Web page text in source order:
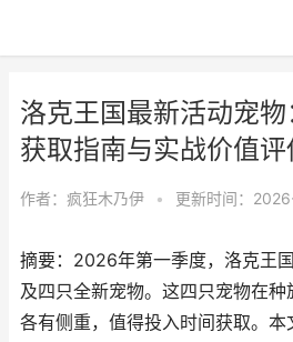
洛克王国最新活动宠
获取指南与实战价值评
作者： 疯狂木乃伊 • 更新时间：
摘要：2026年第一季度，洛克王
及四只全新宠物。这四只宠物在
各有侧重，值得投入时间获取。